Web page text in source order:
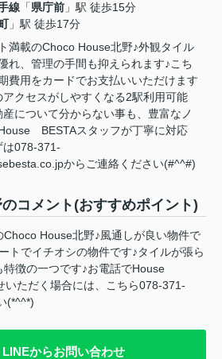
線 「県庁前 」駅 徒歩15分
」駅 徒歩17分
満載のChoco House北野♪外観タイル
れ、管理の手間も抑えられます♪こち
費用をカードでお支払いいただけます
アクセスがしやすくなる2駅利用可能
について分からない事も、豊富なノ
BESTAスタッフが丁寧に対応
は078-371-
からご連絡ください(#^^#)
コメント(おすすめポイント)
Choco House北野♪風通しが良い物件で
トでイチオシの物件です♪タイルが張ら
特徴の一つです♪お電話でHouse
いただく場合には、こちら078-371-
(*^^*)
LINEからお問い合わせ